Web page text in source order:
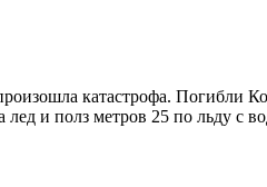
катастрофа. Погибли
и полз метров 25 по льду с